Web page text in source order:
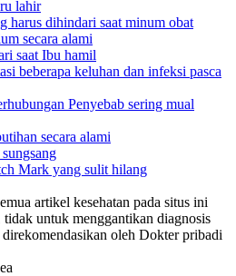
lahir
harus dihindari saat minum obat
secara alami
saat Ibu hamil
beberapa keluhan dan infeksi pasca
Penyebab sering mual
secara alami
Mark yang sulit hilang
artikel kesehatan pada situs ini
untuk menggantikan diagnosis
oleh Dokter pribadi